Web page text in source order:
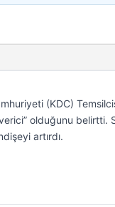
(KDC)
olduğunu belirtti.
artırdı.